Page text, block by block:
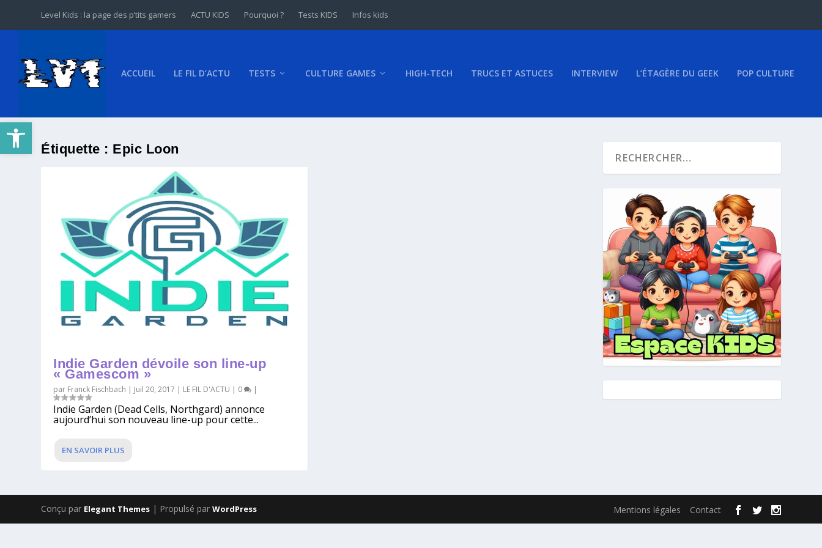
Ouvrir la barre d’outils
Level Kids : la page des p’tits gamers ACTU KIDS Pourquoi ? Tests KIDS Infos kids
ACCUEIL LE FIL D’ACTU TESTS CULTURE GAMES HIGH-TECH TRUCS ET ASTUCES INTERVIEW L’ÉTAGÈRE DU GEEK POP CULTURE
Étiquette : Epic Loon
Indie Garden dévoile son line-up
« Gamescom »
par Franck Fischbach | Juil 20, 2017 | LE FIL D'ACTU | 0 |
Indie Garden (Dead Cells, Northgard) annonce
aujourd’hui son nouveau line-up pour cette...
EN SAVOIR PLUS
Conçu par Elegant Themes | Propulsé parWordPress Mentions légales Contact